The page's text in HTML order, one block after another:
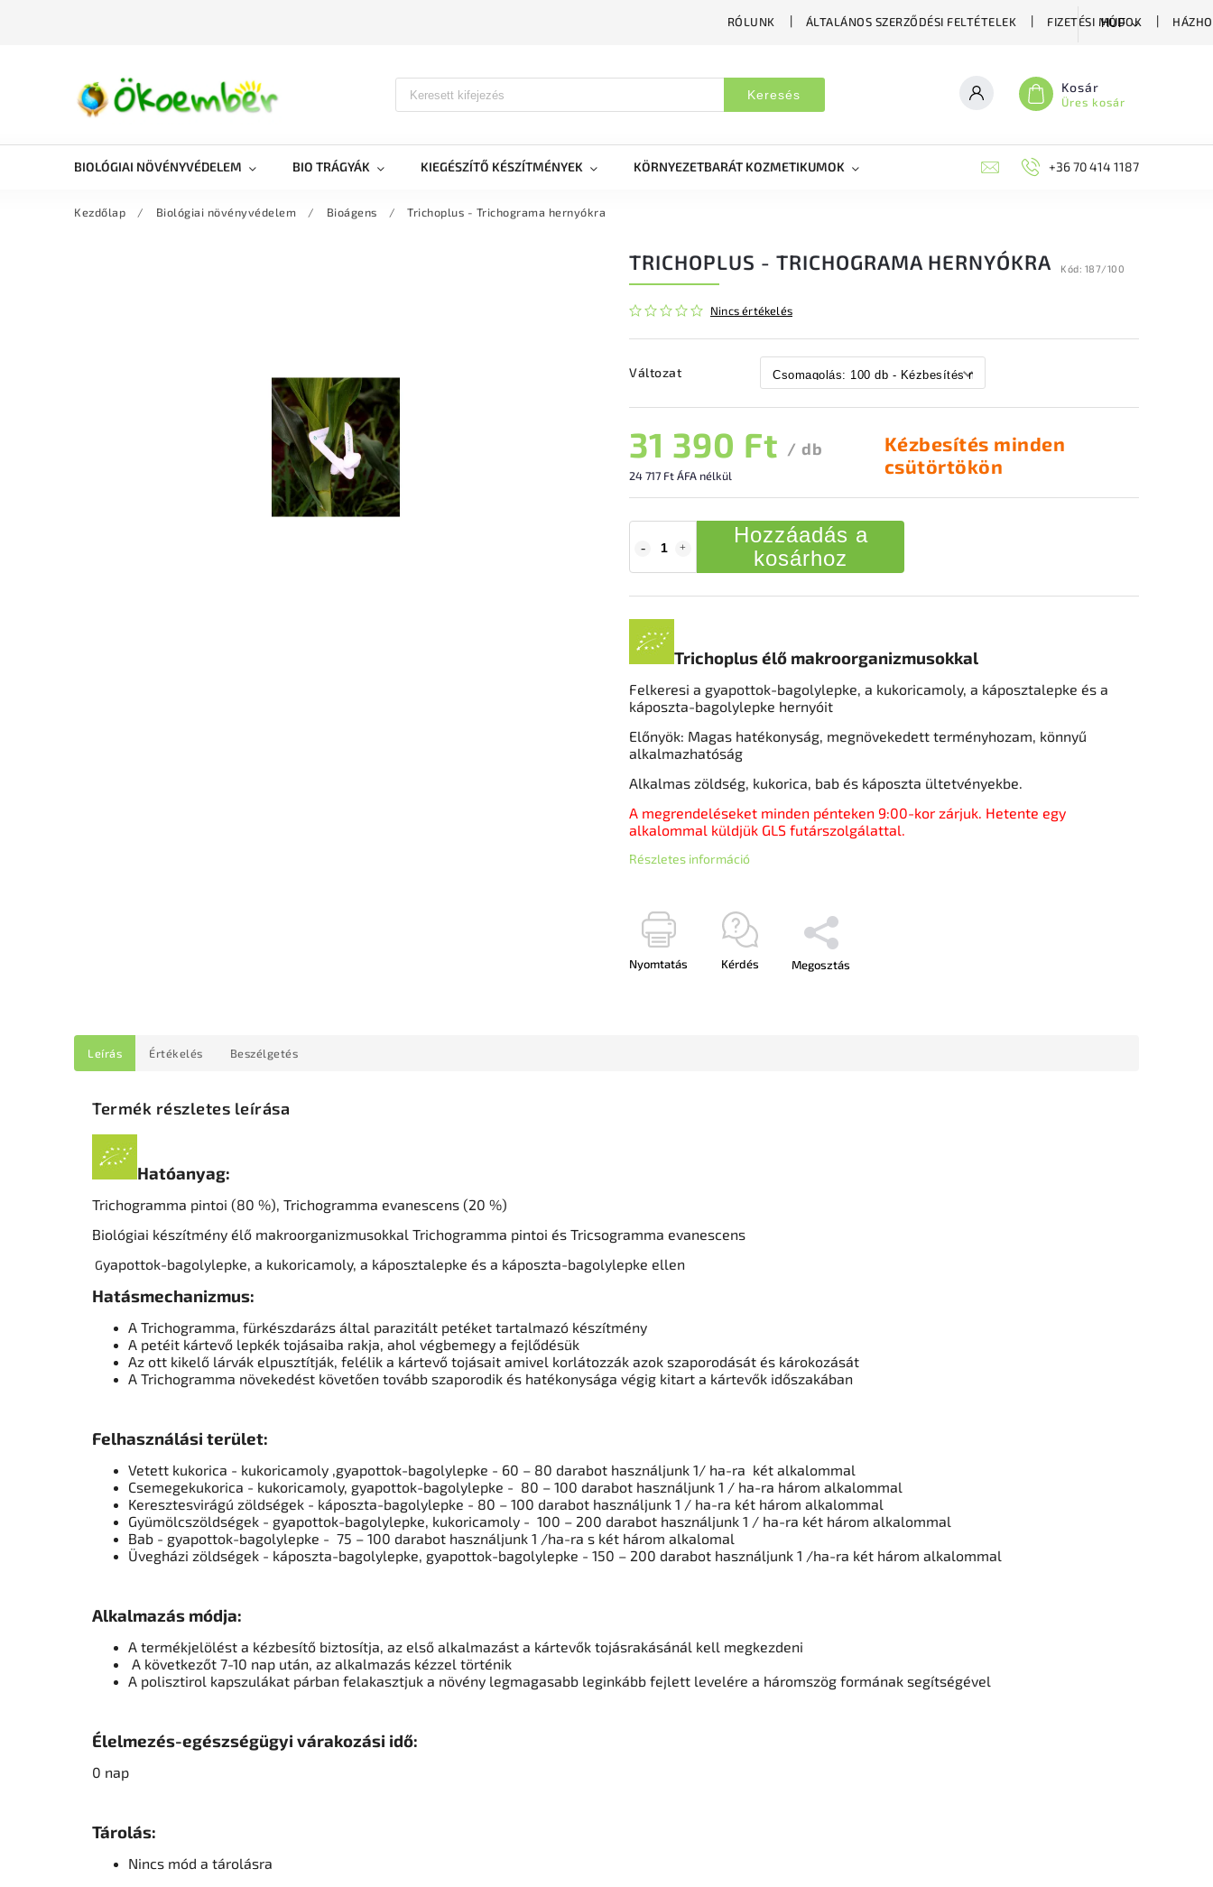
RÓLUNK ÁLTALÁNOS SZERZŐDÉSI FELTÉTELEK FIZETÉSI MÓDOK
HUF
Keresés Kosár
Üres kosár
BIOLÓGIAI NÖVÉNYVÉDELEM BIO TRÁGYÁK KIEGÉSZÍTŐ KÉSZÍTMÉNYEK KÖRNYEZETBARÁT KOZMETIKUMOK BLOG MÉHÉSZETI
+36 70 414 1187
Kezdőlap / Biológiai növényvédelem / Bioágens / Trichoplus - Trichograma hernyókra
TRICHOPLUS - TRICHOGRAMA HERNYÓKRA Kód: 187/100
Nincs értékelés
Változat
31 390 Ft / db
24 717 Ft ÁFA nélkül
Kézbesítés minden
csütörtökön
Hozzáadás a
kosárhoz
Trichoplus élő makroorganizmusokkal
Felkeresi a gyapottok-bagolylepke, a kukoricamoly, a káposztalepke és a
káposzta-bagolylepke hernyóit
Előnyök: Magas hatékonyság, megnövekedett terményhozam, könnyű
alkalmazhatóság
Alkalmas zöldség, kukorica, bab és káposzta ültetvényekbe.
A megrendeléseket minden pénteken 9:00-kor zárjuk. Hetente egy
alkalommal küldjük GLS futárszolgálattal.
Részletes információ
Nyomtatás Kérdés Megosztás
Leírás Értékelés Beszélgetés
Termék részletes leírása
Hatóanyag:
Trichogramma pintoi (80 %), Trichogramma evanescens (20 %)
Biológiai készítmény élő makroorganizmusokkal Trichogramma pintoi és Tricsogramma evanescens
Gyapottok-bagolylepke, a kukoricamoly, a káposztalepke és a káposzta-bagolylepke ellen
Hatásmechanizmus:
A Trichogramma, fürkészdarázs által parazitált petéket tartalmazó készítmény
A petéit kártevő lepkék tojásaiba rakja, ahol végbemegy a fejlődésük
Az ott kikelő lárvák elpusztítják, felélik a kártevő tojásait amivel korlátozzák azok szaporodását és károkozását
A Trichogramma növekedést követően tovább szaporodik és hatékonysága végig kitart a kártevők időszakában
Felhasználási terület:
Vetett kukorica - kukoricamoly ,gyapottok-bagolylepke - 60 – 80 darabot használjunk 1/ ha-ra két alkalommal
Csemegekukorica - kukoricamoly, gyapottok-bagolylepke - 80 – 100 darabot használjunk 1 / ha-ra három alkalommal
Keresztesvirágú zöldségek - káposzta-bagolylepke - 80 – 100 darabot használjunk 1 / ha-ra két három alkalommal
Gyümölcszöldségek - gyapottok-bagolylepke, kukoricamoly - 100 – 200 darabot használjunk 1 / ha-ra két három alkalommal
Bab - gyapottok-bagolylepke - 75 – 100 darabot használjunk 1 /ha-ra s két három alkalomal
Üvegházi zöldségek - káposzta-bagolylepke, gyapottok-bagolylepke - 150 – 200 darabot használjunk 1 /ha-ra két három alkalommal
Alkalmazás módja:
A termékjelölést a kézbesítő biztosítja, az első alkalmazást a kártevők tojásrakásánál kell megkezdeni
A következőt 7-10 nap után, az alkalmazás kézzel történik
A polisztirol kapszulákat párban felakasztjuk a növény legmagasabb leginkább fejlett levelére a háromszög formának segítségével
Élelmezés-egészségügyi várakozási idő:
0 nap
Tárolás:
Nincs mód a tárolásra